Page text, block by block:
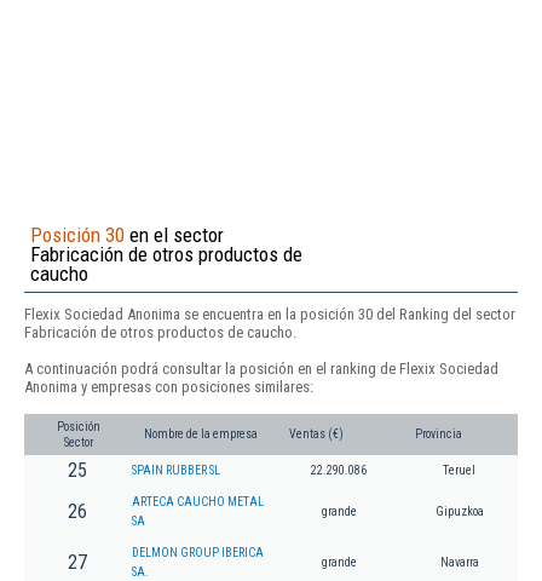
Posición 30 en el sector
Fabricación de otros productos de
caucho
Flexix Sociedad Anonima se encuentra en la posición 30 del Ranking del sector
Fabricación de otros productos de caucho.
A continuación podrá consultar la posición en el ranking de Flexix Sociedad
Anonima y empresas con posiciones similares:
Posición
Sector
Nombre de la empresa Ventas (€) Provincia
25 SPAIN RUBBER SL 22.290.086 Teruel
26
ARTECA CAUCHO METAL
SA
grande Gipuzkoa
27
DELMON GROUP IBERICA
SA.
grande Navarra